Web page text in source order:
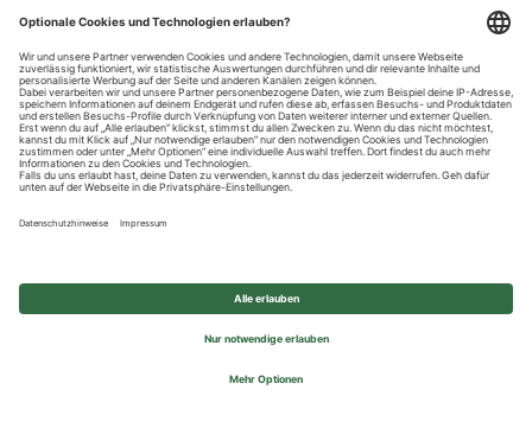
Datenschutzhinweise
Impressum
Privatsphäre-Einstellungen
© 2026 REWE Group - All rights reserved